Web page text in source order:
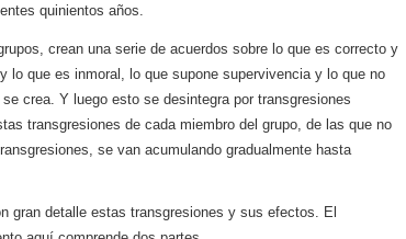
quinientos años.
crean una serie de acuerdos sobre lo que es correcto y
lo que es inmoral, lo que supone supervivencia y lo que no
crea. Y luego esto se desintegra por transgresiones
transgresiones de cada miembro del grupo, de las que no
se van acumulando gradualmente hasta
gran detalle estas transgresiones y sus efectos. El